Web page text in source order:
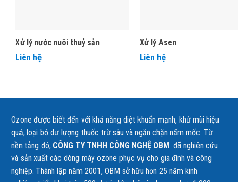
Xử lý nước nuôi thuỷ sản
Liên hệ
Xử lý Asen
Liên hệ
Ozone được biết đến với khả năng diệt khuẩn mạnh, khử mùi hiệu
quả, loại bỏ dư lượng thuốc trừ sâu và ngăn chặn nấm mốc. Từ
nền tảng đó, CÔNG TY TNHH CÔNG NGHỆ OBM đã nghiên cứu
và sản xuất các dòng máy ozone phục vụ cho gia đình và công
nghiệp. Thành lập năm 2001, OBM sở hữu hơn 25 năm kinh